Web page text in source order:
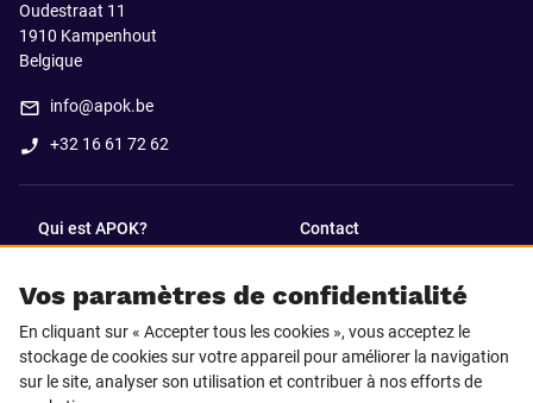
Vos paramètres de confidentialité
En cliquant sur « Accepter tous les cookies », vous acceptez le
stockage de cookies sur votre appareil pour améliorer la navigation
sur le site, analyser son utilisation et contribuer à nos efforts de
Oudestraat 11
1910 Kampenhout
Belgique
info@apok.be
+32 16 61 72 62
Qui est APOK? Contact
SUIVEZ-NOUS SUR
Facebook LinkedIn